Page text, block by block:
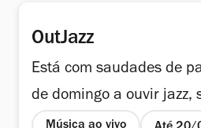
OutJazz
Está com saudades de
de domingo a ouvir jazz,
hip-hop? A 20.ª edição